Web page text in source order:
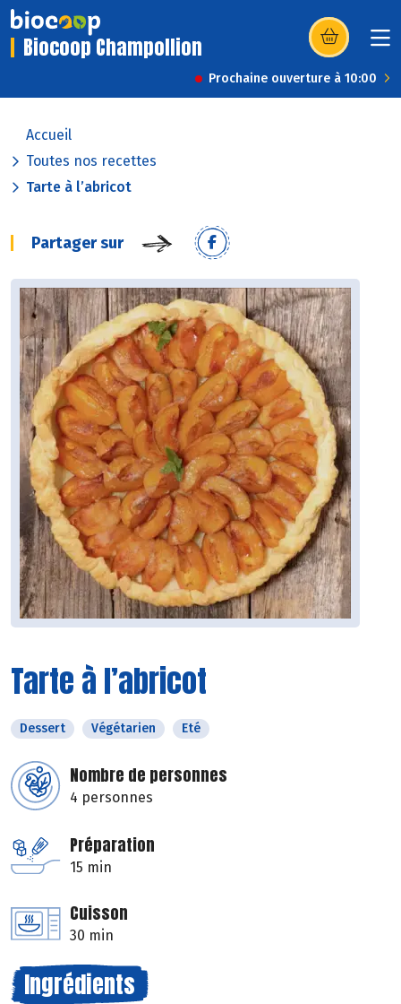
Biocoop Champollion (s’ouvre dans
Prochaine ouverture à 10:00
Accueil
Toutes nos recettes
Tarte à l’abricot
Partager sur
Tarte à l’abricot
Dessert Végétarien Eté
Nombre de personnes
4 personnes
Préparation
15 min
Cuisson
30 min
Ingrédients